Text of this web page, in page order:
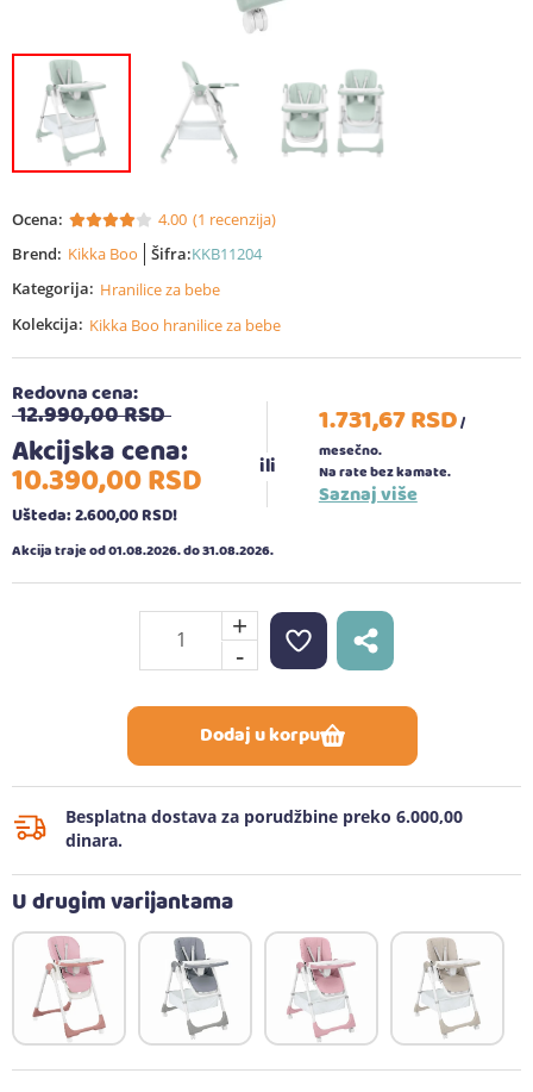
Ocena: 4.00 (1 recenzija)
Brend: Kikka Boo Šifra:KKB11204
Kategorija: Hranilice za bebe
Kolekcija: Kikka Boo hranilice za bebe
Redovna cena:
12.990,00RSD
Akcijska cena:
10.390,00RSD
Ušteda: 2.600,00RSD!
1.731,67RSD/
mesečno.
Na rate bez kamate.
Saznaj više
Akcija traje od 01.08.2026. do 31.08.2026.
+
-
Dodaj u korpu
Besplatna dostava za porudžbine preko 6.000,00
dinara.
U drugim varijantama